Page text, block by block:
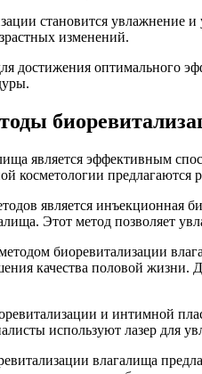
становится увлажнение
изменений.
достижения оптимального
является эффективным
косметологии предлагаются
является инъекционная
Этот метод позволяет
биоревитализации
качества половой жизни.
и интимной
используют лазер для
влагалища